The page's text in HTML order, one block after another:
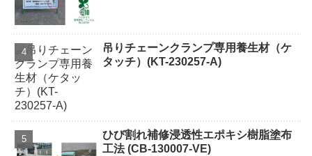
吊りチェーンクランプ専用養生材（ケ
タッチ）(KT-230257-A)
ひび割れ補修浸透性エポキシ樹脂塗布
工法 (CB-130007-VE)